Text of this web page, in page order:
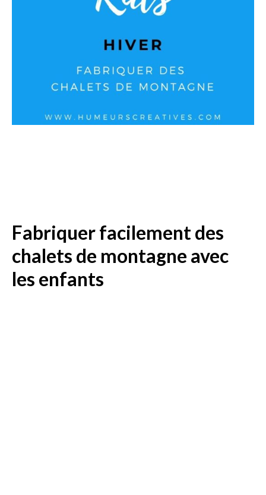
Fabriquer facilement des
chalets de montagne avec
les enfants